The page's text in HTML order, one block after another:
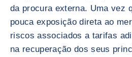
da procura externa. Uma vez
pouca exposição direta ao
riscos associados a tarifas
na recuperação dos seus